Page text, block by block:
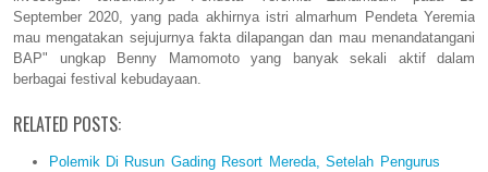
September 2020, yang pada akhirnya istri almarhum Pendeta Yeremia
mau mengatakan sejujurnya fakta dilapangan dan mau menandatangani
BAP" ungkap Benny Mamomoto yang banyak sekali aktif dalam
berbagai festival kebudayaan.
RELATED POSTS:
Polemik Di Rusun Gading Resort Mereda, Setelah Pengurus